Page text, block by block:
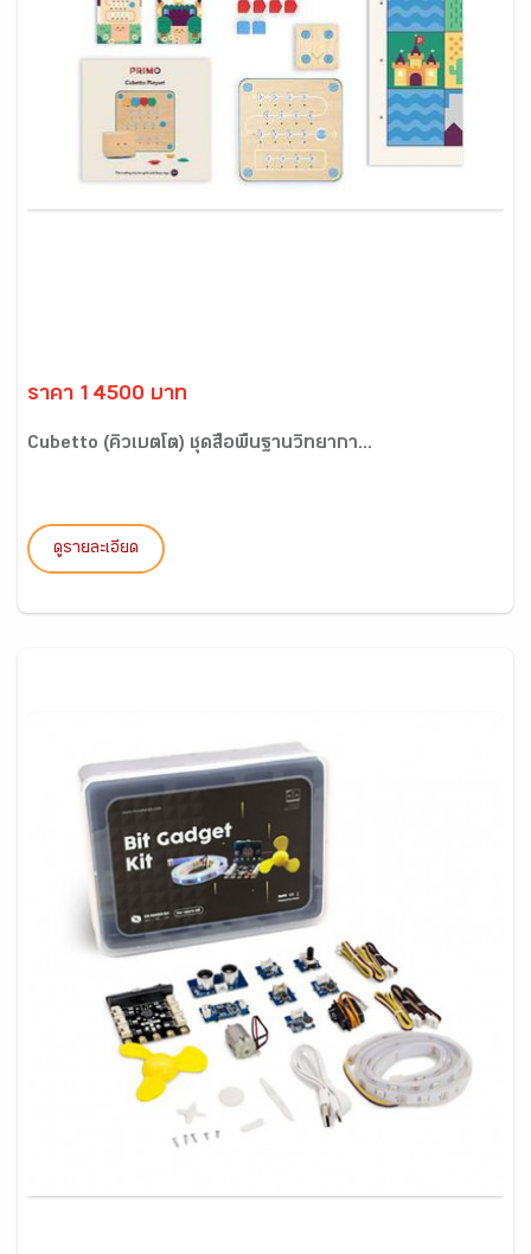
ราคา 14500 บาท
Cubetto (คิวเบตโต) ชุดสื่อพื้นฐานวิทยากา...
ดูรายละเอียด